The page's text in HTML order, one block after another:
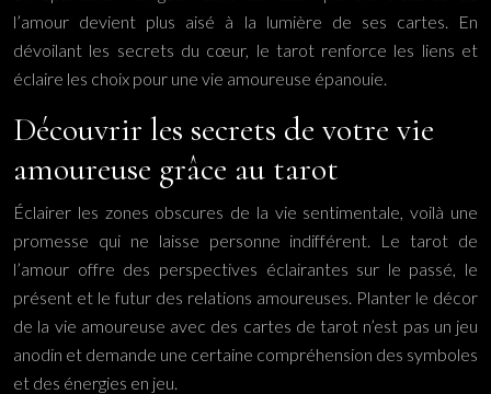
l’amour devient plus aisé à la lumière de ses cartes. En
dévoilant les secrets du cœur, le tarot renforce les liens et
éclaire les choix pour une vie amoureuse épanouie.
Découvrir les secrets de votre vie
amoureuse grâce au tarot
Éclairer les zones obscures de la vie sentimentale, voilà une
promesse qui ne laisse personne indifférent. Le tarot de
l’amour offre des perspectives éclairantes sur le passé, le
présent et le futur des relations amoureuses. Planter le décor
de la vie amoureuse avec des cartes de tarot n’est pas un jeu
anodin et demande une certaine compréhension des symboles
et des énergies en jeu.